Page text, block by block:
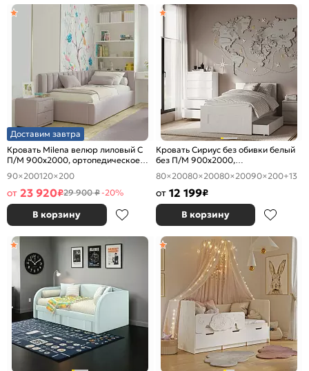
Доставим завтра
Кровать Milena велюр лиловый С
П/М 900x2000, ортопедическое
основание, изголовье мягкое
90×200120×200
от 23 920₽29 900 ₽-20%
В корзину
Кровать Сириус без обивки белый
без П/М 900x2000,
ортопедическое основание,
изголовье жесткое
80×20080×20080×20090×200+13
от 12 199₽
В корзину